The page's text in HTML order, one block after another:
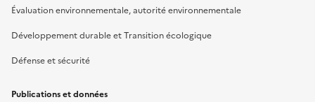
Évaluation environnementale, autorité environnementale
Développement durable et Transition écologique
Défense et sécurité
Publications et données